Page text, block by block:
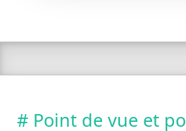
# Point de vue et